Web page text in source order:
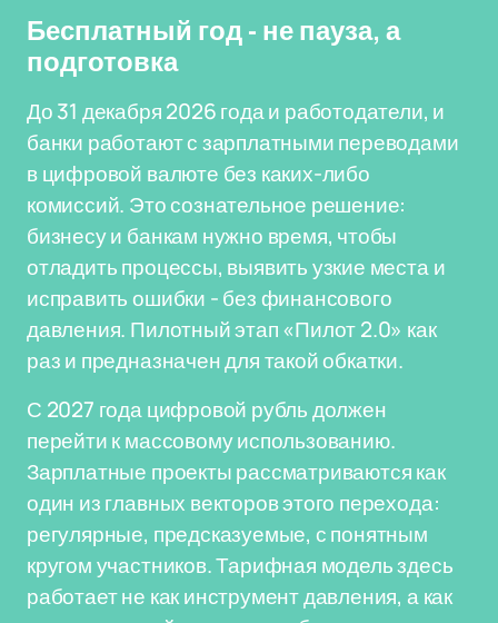
Бесплатный год - не пауза, а
подготовка
До 31 декабря 2026 года и работодатели, и
банки работают с зарплатными переводами
в цифровой валюте без каких-либо
комиссий. Это сознательное решение:
бизнесу и банкам нужно время, чтобы
отладить процессы, выявить узкие места и
исправить ошибки - без финансового
давления. Пилотный этап «Пилот 2.0» как
раз и предназначен для такой обкатки.
С 2027 года цифровой рубль должен
перейти к массовому использованию.
Зарплатные проекты рассматриваются как
один из главных векторов этого перехода:
регулярные, предсказуемые, с понятным
кругом участников. Тарифная модель здесь
работает не как инструмент давления, а как